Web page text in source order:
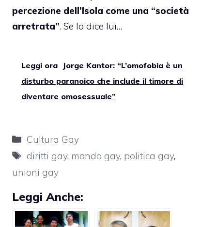
percezione dell’Isola come una “società
arretrata”. Se lo dice lui…
Leggi ora
Jorge Kantor: “L’omofobia è un
disturbo paranoico che include il timore di
diventare omosessuale”
Categorie
Cultura Gay
Tag
diritti gay, mondo gay, politica gay,
unioni gay
Leggi Anche: